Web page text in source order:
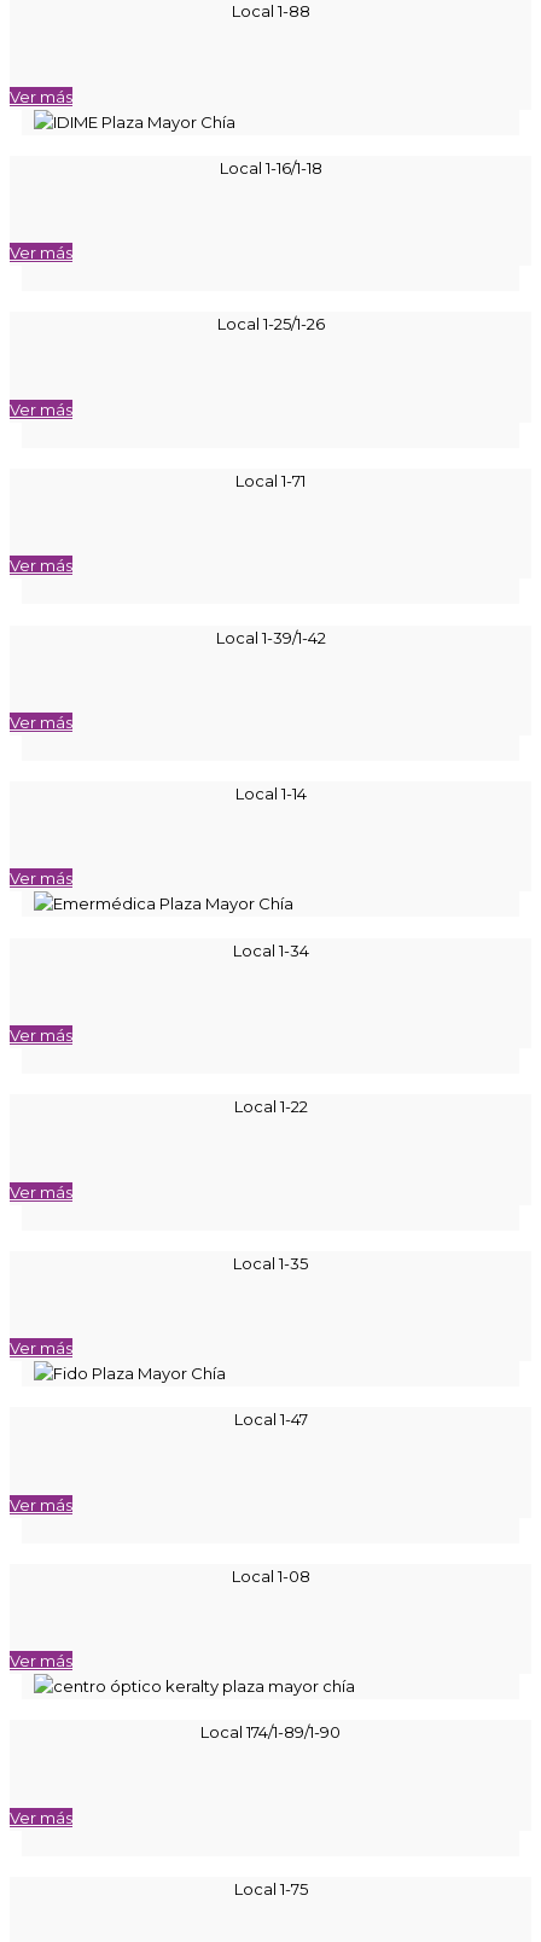
Local 1-88
Ver más
Local 1-16/1-18
Ver más
Local 1-25/1-26
Ver más
Local 1-71
Ver más
Local 1-39/1-42
Ver más
Local 1-14
Ver más
Local 1-34
Ver más
Local 1-22
Ver más
Local 1-35
Ver más
Local 1-47
Ver más
Local 1-08
Ver más
Local 174/1-89/1-90
Ver más
Local 1-75